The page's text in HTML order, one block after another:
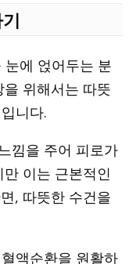
에 얹어두는 분
위해서는 따뜻
니다.
낌을 주어 피로가
이는 근본적인
, 따뜻한 수건을
액순환을 원활하